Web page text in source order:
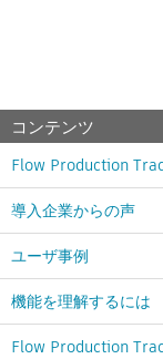
コンテンツ
Flow Production
導入企業からの声
ユーザ事例
機能を理解するには
Flow Production